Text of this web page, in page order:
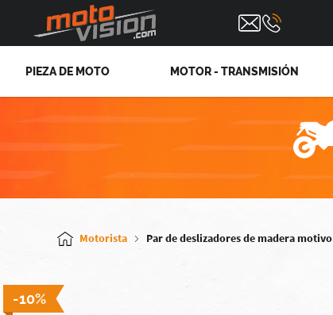
PIEZA DE MOTO MOTOR - TRANSMISIÓN
Motorista Par de deslizadores de madera motivo
-10%